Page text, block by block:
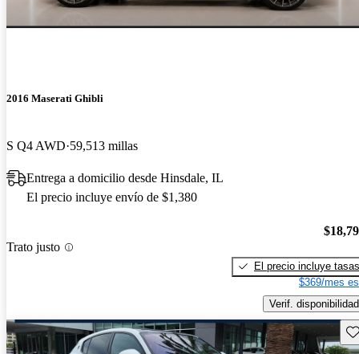
2016 Maserati Ghibli
S Q4 AWD 59,513 millas
Entrega a domicilio desde Hinsdale, IL
El precio incluye envío de $1,380
Trato justo
El precio incluye tasas
$369/mes
Verif. disponibilidad